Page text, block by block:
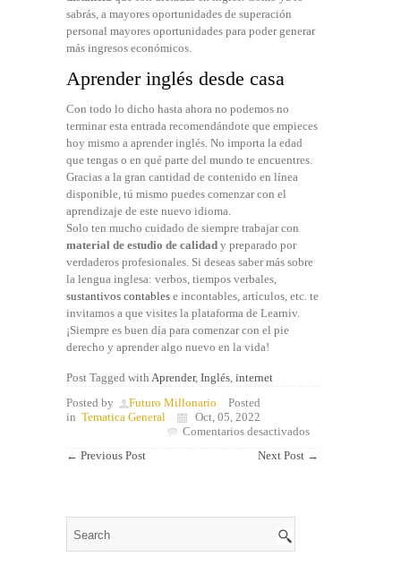
sabrás, a mayores oportunidades de superación
personal mayores oportunidades para poder generar
más ingresos económicos.
Aprender inglés desde casa
Con todo lo dicho hasta ahora no podemos no
terminar esta entrada recomendándote que empieces
hoy mismo a aprender inglés. No importa la edad
que tengas o en qué parte del mundo te encuentres.
Gracias a la gran cantidad de contenido en línea
disponible, tú mismo puedes comenzar con el
aprendizaje de este nuevo idioma.
Solo ten mucho cuidado de siempre trabajar con
material de estudio de calidad y preparado por
verdaderos profesionales. Si deseas saber más sobre
la lengua inglesa: verbos, tiempos verbales,
sustantivos contables e incontables, artículos, etc. te
invitamos a que visites la plataforma de Learniv.
¡Siempre es buen día para comenzar con el pie
derecho y aprender algo nuevo en la vida!
Post Tagged with Aprender, Inglés, internet
Posted by
Futuro Millonario
Posted
in Tematica General
Oct, 05, 2022
Comentarios desactivadosen
nivel
← Previous Post Next Post →